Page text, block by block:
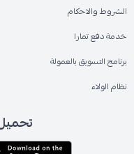
الشروط والاحكام
خدمة دفع تمارا
برنامج التسويق بالعمولة
نظام الولاء